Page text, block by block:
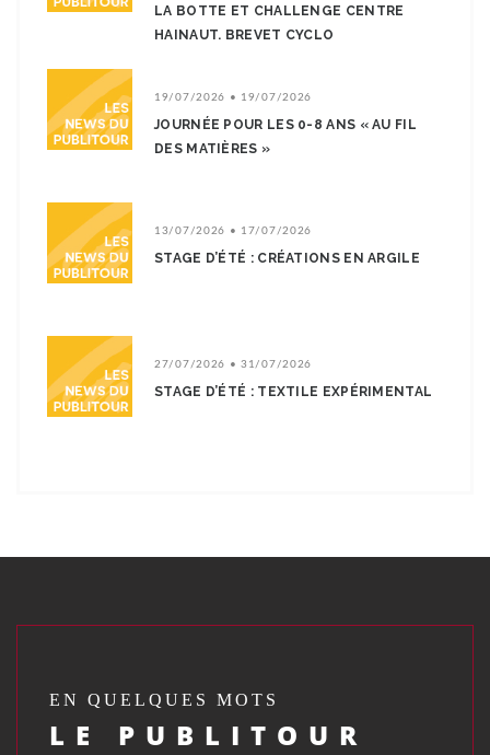
LA BOTTE ET CHALLENGE CENTRE
HAINAUT. BREVET CYCLO
19/07/2026 • 19/07/2026
JOURNÉE POUR LES 0-8 ANS « AU FIL
DES MATIÈRES »
13/07/2026 • 17/07/2026
STAGE D’ÉTÉ : CRÉATIONS EN ARGILE
27/07/2026 • 31/07/2026
STAGE D’ÉTÉ : TEXTILE EXPÉRIMENTAL
EN QUELQUES MOTS
LE PUBLITOUR